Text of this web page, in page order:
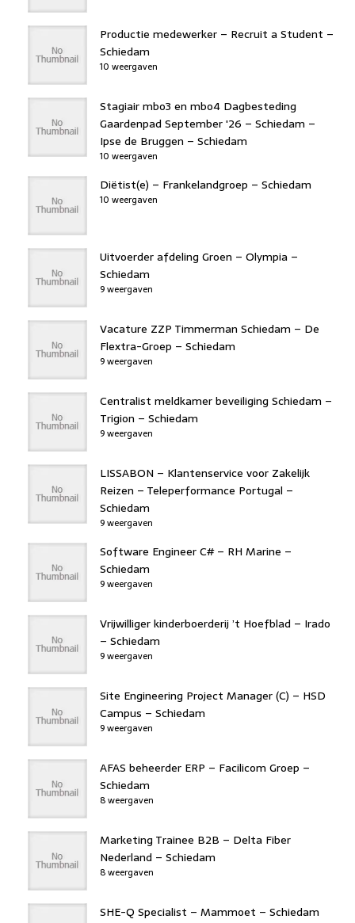
Productie medewerker – Recruit a Student –
Schiedam
10 weergaven
Stagiair mbo3 en mbo4 Dagbesteding
Gaardenpad September '26 – Schiedam –
Ipse de Bruggen – Schiedam
10 weergaven
Diëtist(e) – Frankelandgroep – Schiedam
10 weergaven
Uitvoerder afdeling Groen – Olympia –
Schiedam
9 weergaven
Vacature ZZP Timmerman Schiedam – De
Flextra-Groep – Schiedam
9 weergaven
Centralist meldkamer beveiliging Schiedam –
Trigion – Schiedam
9 weergaven
LISSABON – Klantenservice voor Zakelijk
Reizen – Teleperformance Portugal –
Schiedam
9 weergaven
Software Engineer C# – RH Marine –
Schiedam
9 weergaven
Vrijwilliger kinderboerderij ’t Hoefblad – Irado
– Schiedam
9 weergaven
Site Engineering Project Manager (C) – HSD
Campus – Schiedam
9 weergaven
AFAS beheerder ERP – Facilicom Groep –
Schiedam
8 weergaven
Marketing Trainee B2B – Delta Fiber
Nederland – Schiedam
8 weergaven
SHE-Q Specialist – Mammoet – Schiedam